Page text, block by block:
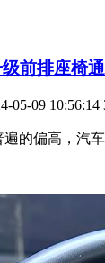
前排座椅
05-09 10:56:14
的偏高，汽